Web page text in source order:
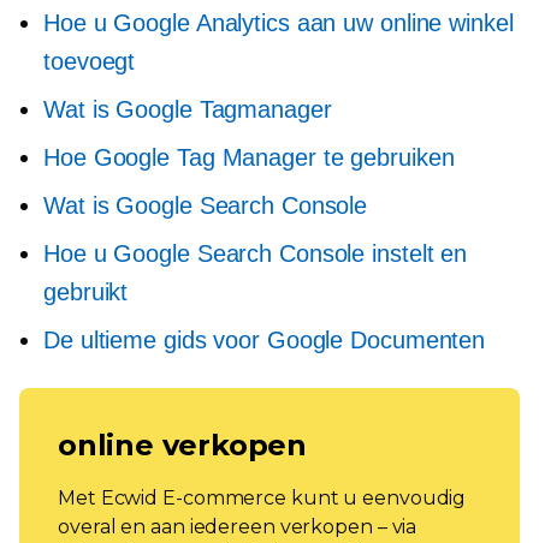
Hoe u Google Analytics aan uw online winkel
toevoegt
Wat is Google Tagmanager
Hoe Google Tag Manager te gebruiken
Wat is Google Search Console
Hoe u Google Search Console instelt en
gebruikt
De ultieme gids voor Google Documenten
online verkopen
Met Ecwid E-commerce kunt u eenvoudig
overal en aan iedereen verkopen – via